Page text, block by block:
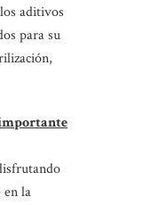
aditivos
para su
en la